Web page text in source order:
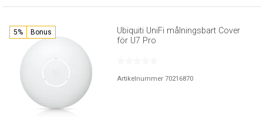
5% Bonus
Ubiquiti UniFi målningsbart Cover
för U7 Pro
Artikelnummer 70216870